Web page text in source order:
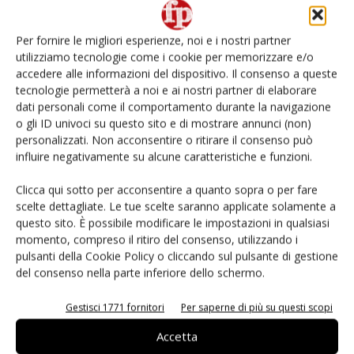
Per fornire le migliori esperienze, noi e i nostri partner
utilizziamo tecnologie come i cookie per memorizzare e/o
accedere alle informazioni del dispositivo. Il consenso a queste
tecnologie permetterà a noi e ai nostri partner di elaborare
dati personali come il comportamento durante la navigazione
o gli ID univoci su questo sito e di mostrare annunci (non)
personalizzati. Non acconsentire o ritirare il consenso può
influire negativamente su alcune caratteristiche e funzioni.
Clicca qui sotto per acconsentire a quanto sopra o per fare
scelte dettagliate. Le tue scelte saranno applicate solamente a
questo sito. È possibile modificare le impostazioni in qualsiasi
momento, compreso il ritiro del consenso, utilizzando i
pulsanti della Cookie Policy o cliccando sul pulsante di gestione
del consenso nella parte inferiore dello schermo.
Gestisci 1771 fornitori Per saperne di più su questi scopi
Accetta
Andamento prezzi ortofrutta in Italia al 27 luglio
2026
Leonardo Odorizzi: “Dobbiamo creare stupore nel
punto di vendita” #vocidellortofrutta
Passione puntano sull’innovazione del cocomero
E-magazine